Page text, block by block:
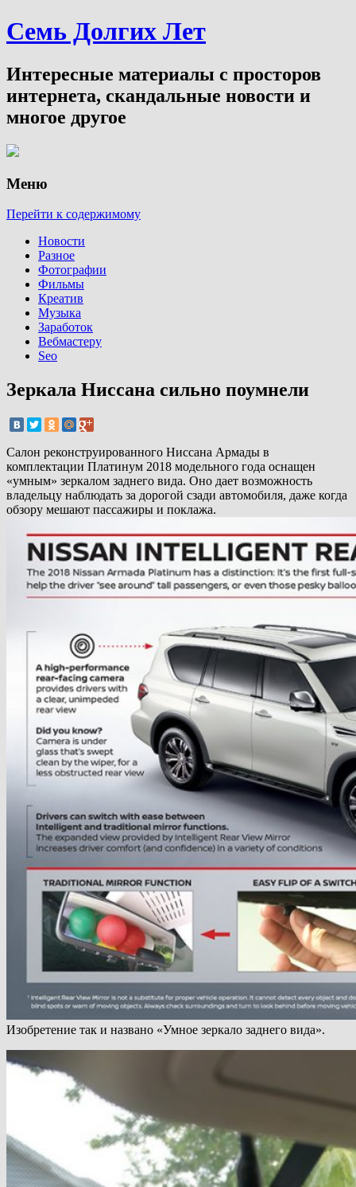
Семь Долгих Лет
Интересные материалы с просторов
интернета, скандальные новости и
многое другое
Меню
Перейти к содержимому
Новости
Разное
Фотографии
Фильмы
Креатив
Музыка
Заработок
Вебмастеру
Seo
Зеркала Ниссана сильно поумнели
Салон реконструированного Ниссана Армады в
комплектации Платинум 2018 модельного года оснащен
«умным» зеркалом заднего вида. Оно дает возможность
владельцу наблюдать за дорогой сзади автомобиля, даже когда
обзору мешают пассажиры и поклажа.
Изобретение так и названо «Умное зеркало заднего вида».